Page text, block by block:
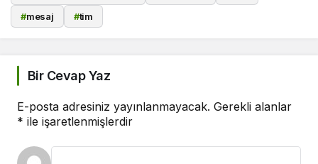
#mesaj #tim
Bir Cevap Yaz
E-posta adresiniz yayınlanmayacak. Gerekli alanlar
* ile işaretlenmişlerdir